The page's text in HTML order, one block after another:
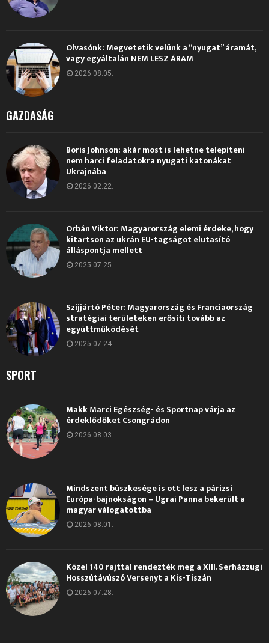
Olvasónk: Megvetetik velünk a “nyugat” áramát,
vagy egyáltalán NEM LESZ ÁRAM
2026.08.05.
GAZDASÁG
Boris Johnson: akár most is lehetne telepíteni
nem harci feladatokra nyugati katonákat
Ukrajnába
2026.02.22.
Orbán Viktor: Magyarország elemi érdeke, hogy
kitartson az ukrán EU-tagságot elutasító
álláspontja mellett
2025.07.25.
Szijjártó Péter: Magyarország és Franciaország
stratégiai területeken erősíti tovább az
együttműködését
2025.07.24.
SPORT
Makk Marci Egészség- és Sportnap várja az
érdeklődőket Csongrádon
2026.08.03.
Mindszent büszkesége is ott lesz a párizsi
Európa-bajnokságon – Ugrai Panna bekerült a
magyar válogatottba
2026.08.01.
Közel 140 rajttal rendezték meg a XIII. Serházzugi
Hosszútávúszó Versenyt a Kis-Tiszán
2026.07.28.